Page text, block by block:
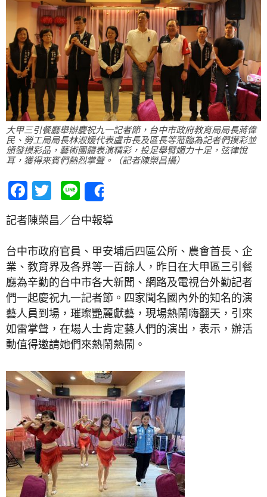
大甲三引餐廳舉辦慶祝九一記者節，台中市政府教育局局長蔣偉
民、勞工局局長林淑媛代表盧市長及區長等蒞臨為記者們摸彩並
頒發摸彩品，藝術團體表演精彩，投足舉臂媚力十足，弦律悅
耳，獲得來賓們熱烈掌聲。（記者陳榮昌攝）
Facebook
Twitter
Line
記者陳榮昌／台中報導
台中市政府官員、甲安埔后四區公所、農會首長、企
業、教育界及各界等一百餘人，昨日在大甲區三引餐
廳為辛勤的台中市各大新聞、網路及電視台外勤記者
們一起慶祝九一記者節。四家聞名國內外的知名的演
藝人員到場，璀璨艷麗獻藝，現場熱鬧嗨翻天，引來
如雷掌聲，在場人士肯定藝人們的演出，表示，辦活
動值得邀請她們來熱鬧熱鬧。